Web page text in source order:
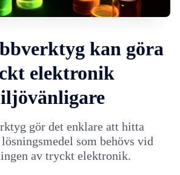
kan göra
elektronik
gör det enklare att hitta
som behövs vid
av tryckt elektronik.